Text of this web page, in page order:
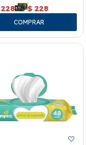
228 $ 228